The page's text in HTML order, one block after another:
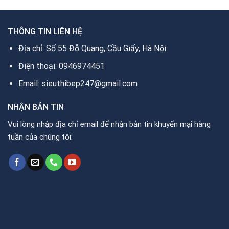
THÔNG TIN LIÊN HỆ
Địa chỉ: Số 55 Đỗ Quang, Cầu Giấy, Hà Nội
Điện thoại: 0946974451
Email: sieuthibep247@gmail.com
NHẬN BẢN TIN
Vui lòng nhập địa chỉ email để nhận bản tin khuyến mại hàng
tuần của chúng tôi: